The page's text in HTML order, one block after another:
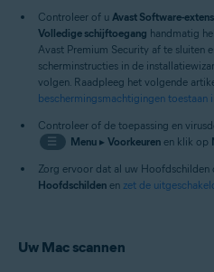
Controleer of u Avast Software-
Volledige schijftoegang handmatig
Avast Premium Security af te sluiten
scherminstructies in de
volgen. Raadpleeg het volgende
beschermingsmachtigingen toestaan
Controleer of de toepassing en
☰
Menu▸ Voorkeurenen klik op
Zorg ervoor dat al uw
Hoofdschilden en zet de
Uw Mac scannen